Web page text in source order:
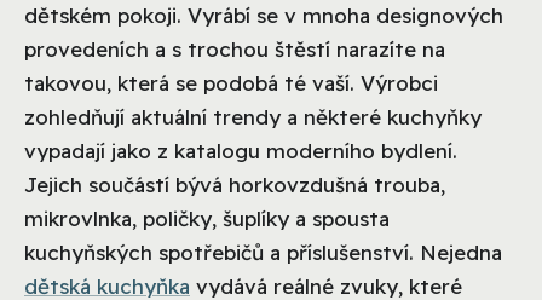
dětském pokoji. Vyrábí se v mnoha designových
provedeních a s trochou štěstí narazíte na
takovou, která se podobá té vaší. Výrobci
zohledňují aktuální trendy a některé kuchyňky
vypadají jako z katalogu moderního bydlení.
Jejich součástí bývá horkovzdušná trouba,
mikrovlnka, poličky, šuplíky a spousta
kuchyňských spotřebičů a příslušenství. Nejedna
dětská kuchyňka vydává reálné zvuky, které